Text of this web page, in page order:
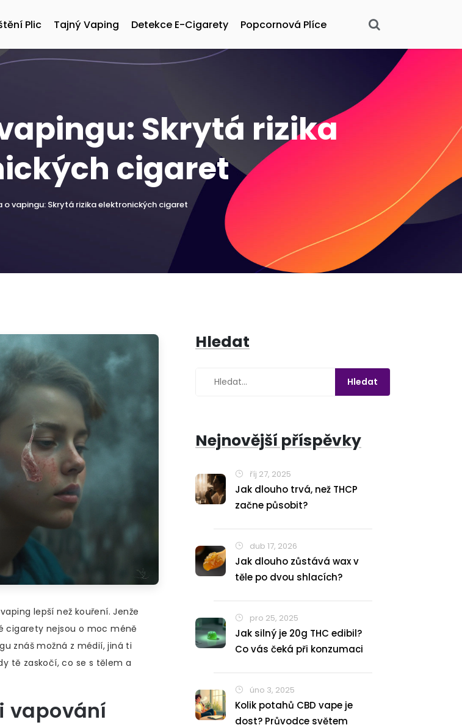
Plic Tajný Vaping Detekce E-Cigarety Popcornová Plíce
Skrytá rizika
cigaret
o vapingu: Skrytá rizika elektronických cigaret
lepší než kouření. Jenže
cigarety nejsou o moc méně
znáš možná z médií, jiná ti
tě zaskočí, co se s tělem a
vapování
Hledat
Nejnovější příspěvky
říj 27, 2025
Jak dlouho trvá, než THCP
začne působit?
dub 17, 2026
Jak dlouho zůstává wax v
těle po dvou shlacích?
pro 25, 2025
Jak silný je 20g THC edibil?
Co vás čeká při konzumaci
úno 3, 2025
Kolik potahů CBD vape je
dost? Průvodce světem